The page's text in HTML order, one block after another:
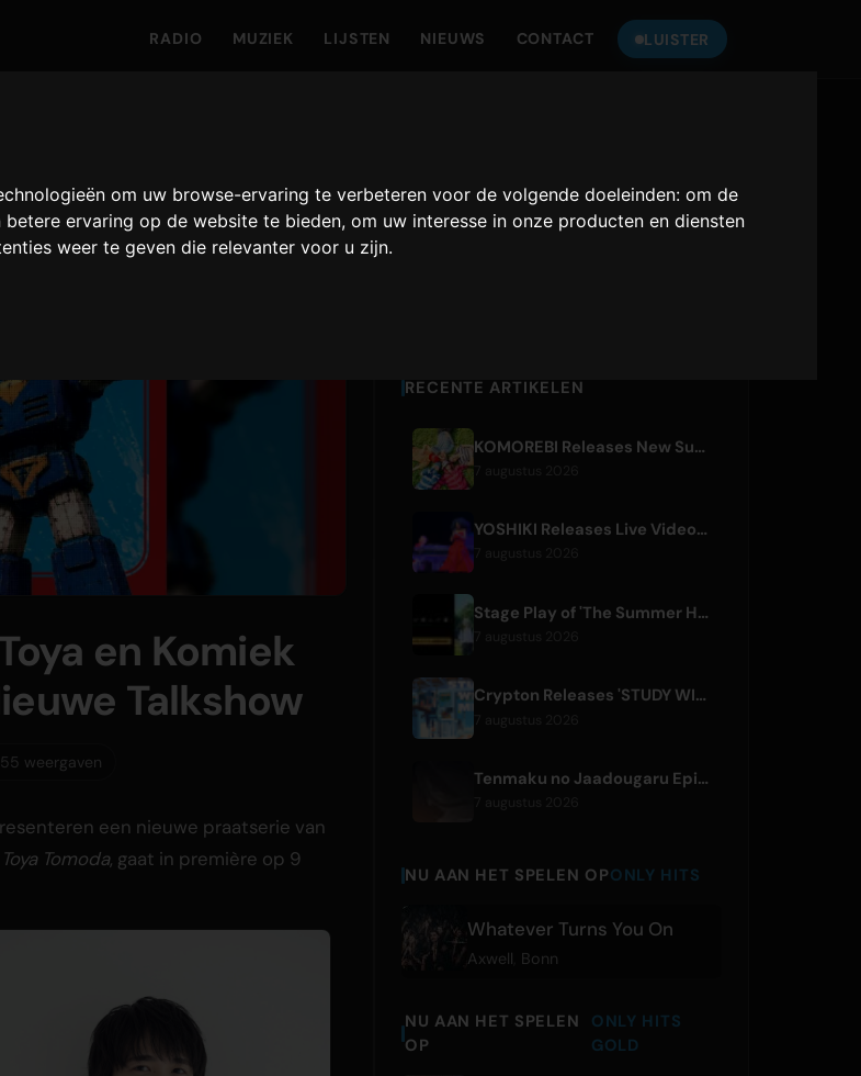
om uw browse-ervaring te verbeteren voor de volgende doeleinden:om de
betere ervaring op de website te bieden,om uw interesse in onze producten en diensten
weer te geven die relevanter voor u zijn.
RADIO MUZIEK LIJSTEN NIEUWS CONTACT LUISTER
en Komiek
Talkshow
weergaven
een nieuwe praatserie van
Tomoda, gaat in première op 9
Only Hits Japan
RECENTE ARTIKELEN
KOMOREBI Releases New Summer Single 'Letsu Natsu'
7 augustus 2026
YOSHIKI Releases Live Videos with Diana Ross and KORN's Jonathan Davis
7 augustus 2026
Stage Play of 'The Summer Hikaru Died' Streams Globally for Free on ABEMA
Crypton Releases 'STUDY WITH MIKU - part6 -' Instrumental BGM Video
Tenmaku no Jaadougaru Episode 7 Preview Released
NU AAN HET SPELEN OPONLY HITS
Whatever Turns You On
Axwell Bonn
NU AAN HET SPELEN
OP
ONLY HITS
GOLD